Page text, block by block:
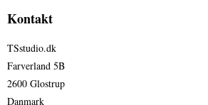
Kontakt
TSstudio.dk
Farverland 5B
2600 Glostrup
Danmark